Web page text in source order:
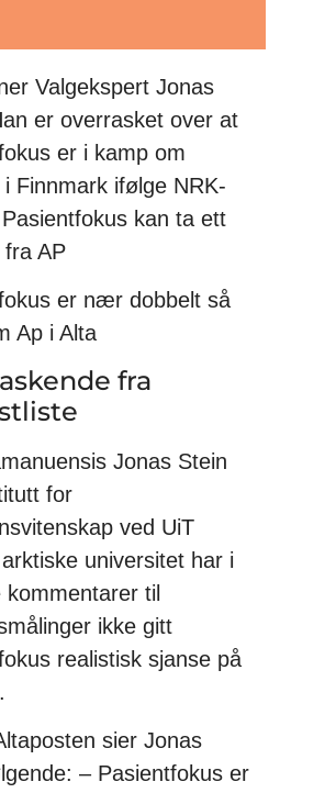
Valgekspert Jonas
er overrasket over at
er i kamp om
Finnmark ifølge NRK-
kan ta ett
fra AP
er nær dobbelt så
Ap i Alta
fra
Jonas Stein
for
ved UiT
universitet har i
kommentarer til
ikke gitt
realistisk sjanse på
sier Jonas
– Pasientfokus er